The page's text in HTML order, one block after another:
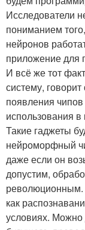
Исследователи
пониманием
нейронов
приложение для
И всё же тот
систему,
появления
использования
Такие гаджеты
нейроморфный
даже если он
допустим,
революционным.
как
условиях.